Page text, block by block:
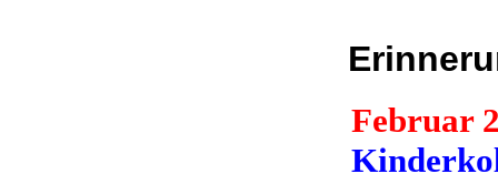
Februar